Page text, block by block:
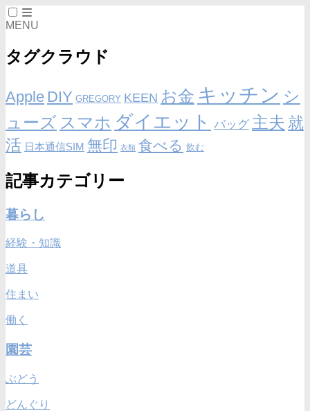
MENU
タグクラウド
Apple DIY GREGORY KEEN お金 キッチン シ
ューズ スマホ ダイエット バッグ 主夫 就
活 日本通信SIM 無印 衣類 食べる 飲む
記事カテゴリー
暮らし
経験・知識
道具
住まい
働く
園芸
ぶどう
どんぐり